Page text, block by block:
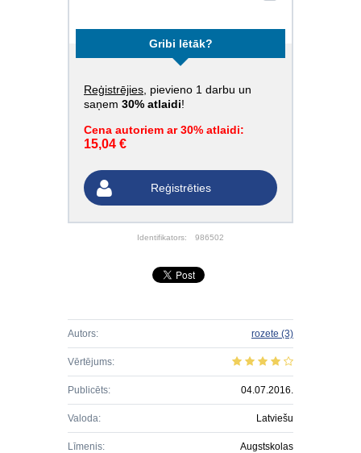
Gribi lētāk?
Reģistrējies , pievieno 1 darbu un
saņem 30% atlaidi!
Cena autoriem ar 30% atlaidi:
15,04 €
Reģistrēties
Identifikators: 986502
Autors: rozete (3)
Vērtējums:
Publicēts: 04.07.2016.
Valoda: Latviešu
Līmenis: Augstskolas